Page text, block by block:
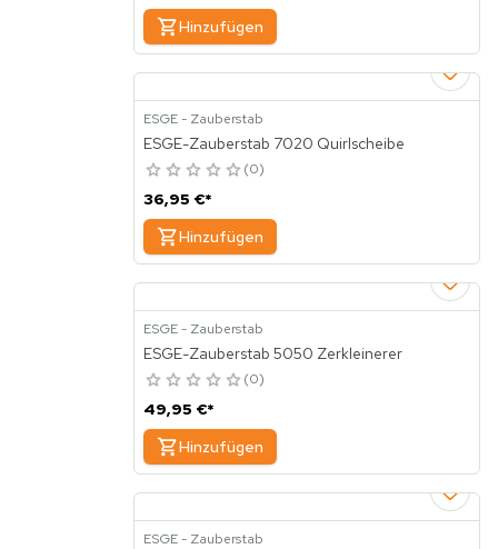
Hinzufügen
ESGE - Zauberstab
ESGE-Zauberstab 7020 Quirlscheibe
0
36,95 €*
Hinzufügen
ESGE - Zauberstab
ESGE-Zauberstab 5050 Zerkleinerer
0
49,95 €*
Hinzufügen
ESGE - Zauberstab